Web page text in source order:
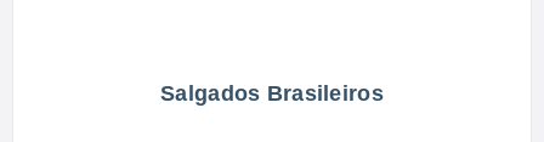
Salgados Brasileiros